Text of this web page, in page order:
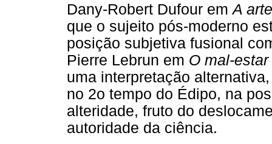
Dany-Robert Dufour emA
que o sujeito pós-moderno
posição subjetiva fusional
Pierre Lebrun em O mal-
uma interpretação
no 2o tempo do Édipo, na
alteridade, fruto do
autoridade da ciência.